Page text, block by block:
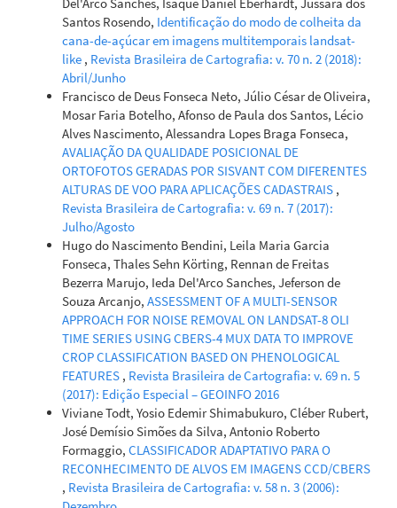
Pattern Recognition and Remote Sensing techniques
applied to Land Use and Land Cover mapping in the
Brazilian Savannah.
Pattern Recognition Letters, 148, 54.
10.1016/j.patrec.2021.04.028
Isaque Eberhardt, Bruno Schultz, Rodrigo Rizzi, Ieda
Sanches, Antonio Formaggio, Clement Atzberger, Marcio
Mello, Markus Immitzer, Kleber Trabaquini, William
Foschiera, Alfredo José Barreto Luiz(2016)
Cloud Cover Assessment for Operational Crop
Monitoring Systems in Tropical Areas.
8(3), 219.
10.3390/rs8030219
Santos Rosendo, Identificação do modo de colheita da
cana-de-açúcar em imagens multitemporais landsat-
like , Revista Brasileira de Cartografia: v. 70 n. 2 (2018):
Abril/Junho
Francisco de Deus Fonseca Neto, Júlio César de Oliveira,
Mosar Faria Botelho, Afonso de Paula dos Santos, Lécio
Alves Nascimento, Alessandra Lopes Braga Fonseca,
AVALIAÇÃO DA QUALIDADE POSICIONAL DE
ORTOFOTOS GERADAS POR SISVANT COM DIFERENTES
ALTURAS DE VOO PARA APLICAÇÕES CADASTRAIS ,
Revista Brasileira de Cartografia: v. 69 n. 7 (2017):
Julho/Agosto
Hugo do Nascimento Bendini, Leila Maria Garcia
Fonseca, Thales Sehn Körting, Rennan de Freitas
Bezerra Marujo, Ieda Del'Arco Sanches, Jeferson de
Souza Arcanjo, ASSESSMENT OF A MULTI-SENSOR
APPROACH FOR NOISE REMOVAL ON LANDSAT-8 OLI
TIME SERIES USING CBERS-4 MUX DATA TO IMPROVE
CROP CLASSIFICATION BASED ON PHENOLOGICAL
FEATURES , Revista Brasileira de Cartografia: v. 69 n. 5
(2017): Edição Especial – GEOINFO 2016
Viviane Todt, Yosio Edemir Shimabukuro, Cléber Rubert,
José Demísio Simões da Silva, Antonio Roberto
Formaggio, CLASSIFICADOR ADAPTATIVO PARA O
RECONHECIMENTO DE ALVOS EM IMAGENS CCD/CBERS
, Revista Brasileira de Cartografia: v. 58 n. 3 (2006):